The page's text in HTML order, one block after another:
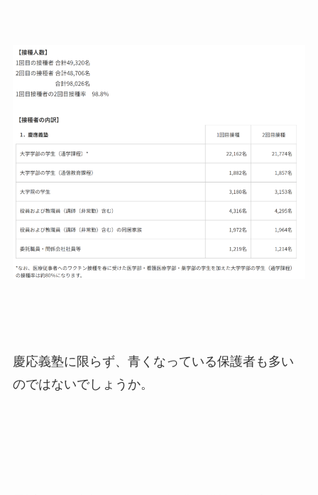
慶応義塾に限らず、青くなっている保護者も多い
のではないでしょうか。